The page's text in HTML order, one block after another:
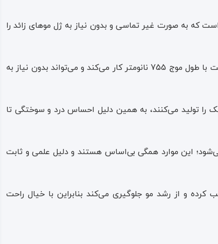
که به صورت غیر تماسی و بدون نیاز به ژل موهای زائد را
این دستگاه در کشور آمریکا و توسط شرکت کندلا ساخته شده و به دلیل ایجاد نتایج عالی محبوبیت بسیار بالایی دارد؛ دستگاه الکساندرایت با طول موج 755 نانومتر کار می‌کند و می‌تواند بدون نیاز به
را تولید می‌کنند، به همین دلیل احساس درد و سوختگی تا
می‌شود؛ این موارد همگی بی‌اساس هستند و دلیل علمی و ثابت
و از رشد مو جلوگیری می‌کند بنابراین با خیال راحت